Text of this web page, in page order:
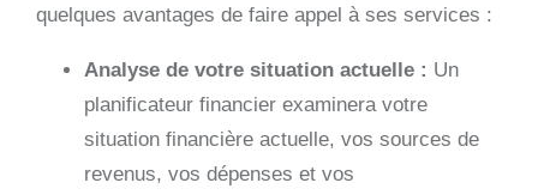
quelques avantages de faire appel à ses services :
Analyse de votre situation actuelle : Un
planificateur financier examinera votre
situation financière actuelle, vos sources de
revenus, vos dépenses et vos